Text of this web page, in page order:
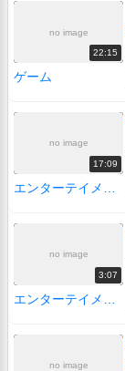
no image
22:15
ゲーム
no image
17:09
no image
3:07
no image